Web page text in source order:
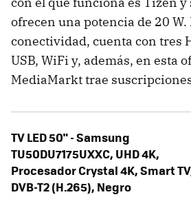
ofrecen una potencia de 20
conectividad, cuenta con tres
USB, WiFi y, además, en esta
MediaMarkt trae
TV LED 50" - Samsung
TU50DU7175UXXC, UHD 4K,
Procesador Crystal 4K, Smart
DVB-T2 (H.265), Negro